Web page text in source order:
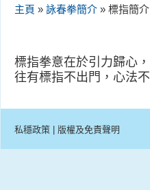
主頁 » 詠春拳簡介» 標指簡介
標指拳意在於引力歸心
往有標指不出門，心法
私穩政策| 版權及免責聲明